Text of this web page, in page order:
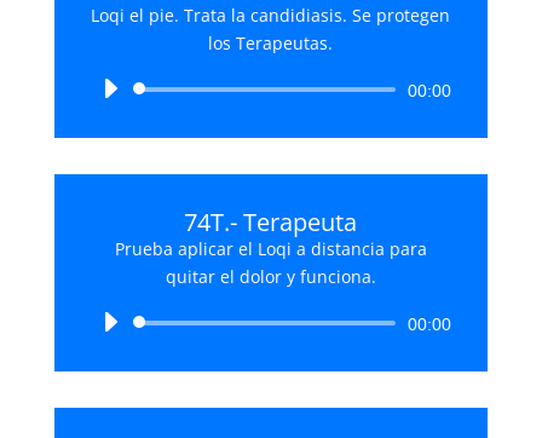
Loqi el pie. Trata la candidiasis. Se protegen
los Terapeutas.
Reproductor
audio
00:00
74T.- Terapeuta
Prueba aplicar el Loqi a distancia para
quitar el dolor y funciona.
Reproductor
audio
00:00